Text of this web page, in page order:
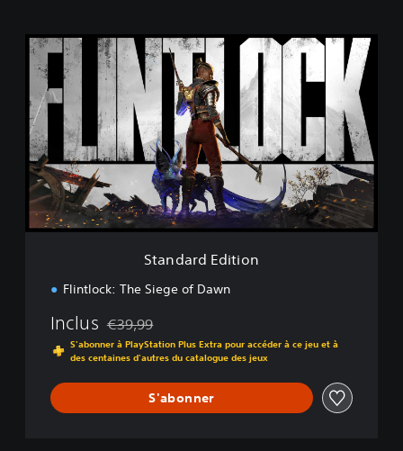
S
d
a
d
d
t
Standard Edition
Flintlock: The Siege of Dawn
Inclus Remise par rapport au prix d'origine de €39,99
€39,99
S'abonner à PlayStation Plus Extra pour accéder à ce jeu et à
des centaines d'autres du catalogue des jeux
S'abonner